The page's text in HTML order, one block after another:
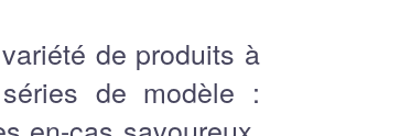
de produits à
de modèle :